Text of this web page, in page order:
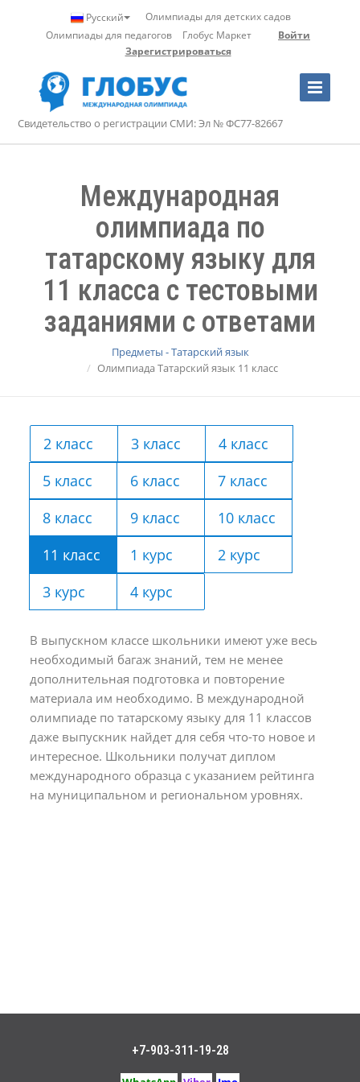
Русский
Олимпиады для детских садов
Олимпиады для педагогов
Глобус Маркет
Войти
Зарегистрироваться
Toggle
Navigation
Свидетельство о регистрации СМИ: Эл № ФС77-82667
Международная
олимпиада по
татарскому языку для
11 класса с тестовыми
заданиями с ответами
Предметы - Татарский язык
Олимпиада Татарский язык 11 класс
2 класс 3 класс
4 класс
5 класс
6 класс
7 класс
8 класс
9 класс
10 класс
11 класс
1 курс
2 курс
3 курс
4 курс
В выпускном классе школьники имеют уже весь
необходимый багаж знаний, тем не менее
дополнительная подготовка и повторение
материала им необходимо. В международной
олимпиаде по татарскому языку для 11 классов
даже выпускник найдет для себя что-то новое и
интересное. Школьники получат диплом
международного образца с указанием рейтинга
на муниципальном и региональном уровнях.
+7-903-311-19-28